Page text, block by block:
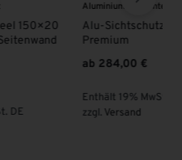
Beschattung zwischen den Sparren
Stoffmusterkarte Plissees
inkl. Gutscheincode in Höhe
Enthält 19% MwSt. DE